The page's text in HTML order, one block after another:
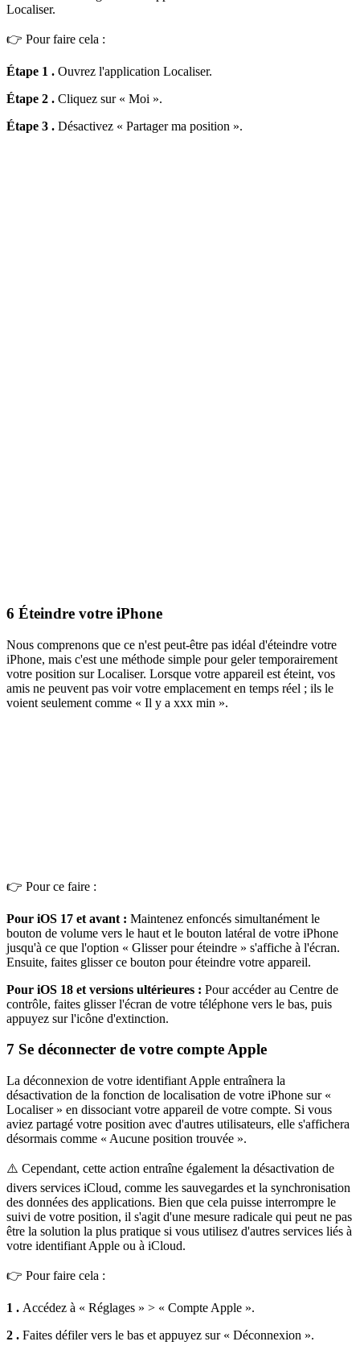
Localiser.
👉 Pour faire cela :
Étape 1 . Ouvrez l'application Localiser.
Étape 2 . Cliquez sur « Moi ».
Étape 3 . Désactivez « Partager ma position ».
6 Éteindre votre iPhone
Nous comprenons que ce n'est peut-être pas idéal d'éteindre votre
iPhone, mais c'est une méthode simple pour geler temporairement
votre position sur Localiser. Lorsque votre appareil est éteint, vos
amis ne peuvent pas voir votre emplacement en temps réel ; ils le
voient seulement comme « Il y a xxx min ».
👉 Pour ce faire :
Pour iOS 17 et avant : Maintenez enfoncés simultanément le
bouton de volume vers le haut et le bouton latéral de votre iPhone
jusqu'à ce que l'option « Glisser pour éteindre » s'affiche à l'écran.
Ensuite, faites glisser ce bouton pour éteindre votre appareil.
Pour iOS 18 et versions ultérieures : Pour accéder au Centre de
contrôle, faites glisser l'écran de votre téléphone vers le bas, puis
appuyez sur l'icône d'extinction.
7 Se déconnecter de votre compte Apple
La déconnexion de votre identifiant Apple entraînera la
désactivation de la fonction de localisation de votre iPhone sur «
Localiser » en dissociant votre appareil de votre compte. Si vous
aviez partagé votre position avec d'autres utilisateurs, elle s'affichera
désormais comme « Aucune position trouvée ».
⚠️ Cependant, cette action entraîne également la désactivation de
divers services iCloud, comme les sauvegardes et la synchronisation
des données des applications. Bien que cela puisse interrompre le
suivi de votre position, il s'agit d'une mesure radicale qui peut ne pas
être la solution la plus pratique si vous utilisez d'autres services liés à
votre identifiant Apple ou à iCloud.
👉 Pour faire cela :
1 . Accédez à « Réglages » > « Compte Apple ».
2 . Faites défiler vers le bas et appuyez sur « Déconnexion ».